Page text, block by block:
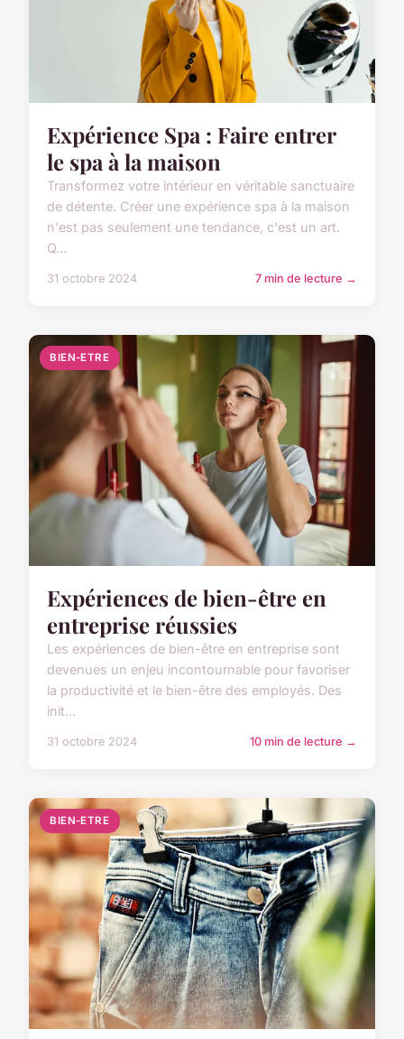
Expérience Spa : Faire entrer
le spa à la maison
Transformez votre intérieur en véritable sanctuaire
de détente. Créer une expérience spa à la maison
n'est pas seulement une tendance, c'est un art.
Q...
31 octobre 2024 7 min de lecture →
BIEN-ETRE
Expériences de bien-être en
entreprise réussies
Les expériences de bien-être en entreprise sont
devenues un enjeu incontournable pour favoriser
la productivité et le bien-être des employés. Des
init...
31 octobre 2024 10 min de lecture →
BIEN-ETRE